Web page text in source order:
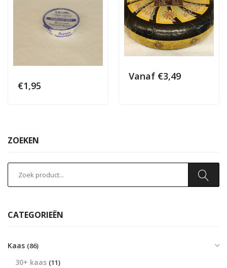
€1,95
Vanaf €3,49
ZOEKEN
CATEGORIEËN
Kaas (86)
30+ kaas (11)